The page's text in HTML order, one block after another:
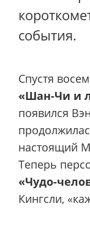
события.
Спустя
«Шан-Чи и
появился
настоящий
Теперь
«Чудо-
Кингсли,